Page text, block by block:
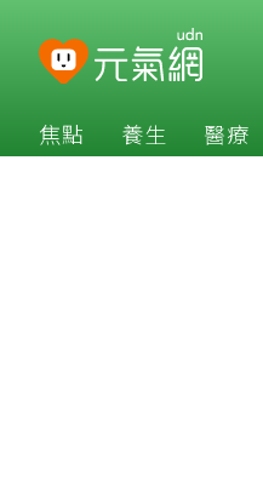
焦點 養生 醫療